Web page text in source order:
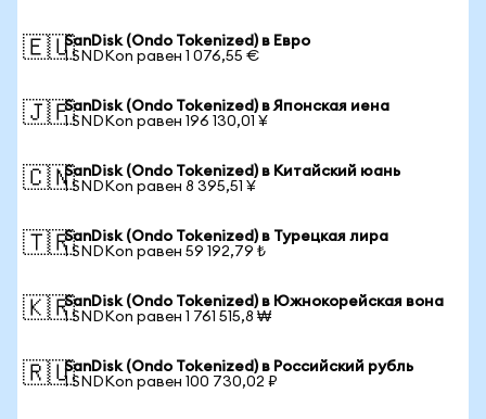
🇪🇺SanDisk (Ondo Tokenized) в Евро
1 SNDKon равен 1 076,55 €
🇯🇵SanDisk (Ondo Tokenized) в Японская иена
1 SNDKon равен 196 130,01 ¥
🇨🇳SanDisk (Ondo Tokenized) в Китайский юань
1 SNDKon равен 8 395,51 ¥
🇹🇷SanDisk (Ondo Tokenized) в Турецкая лира
1 SNDKon равен 59 192,79 ₺
🇰🇷SanDisk (Ondo Tokenized) в Южнокорейская вона
1 SNDKon равен 1 761 515,8 ₩
🇷🇺SanDisk (Ondo Tokenized) в Российский рубль
1 SNDKon равен 100 730,02 ₽